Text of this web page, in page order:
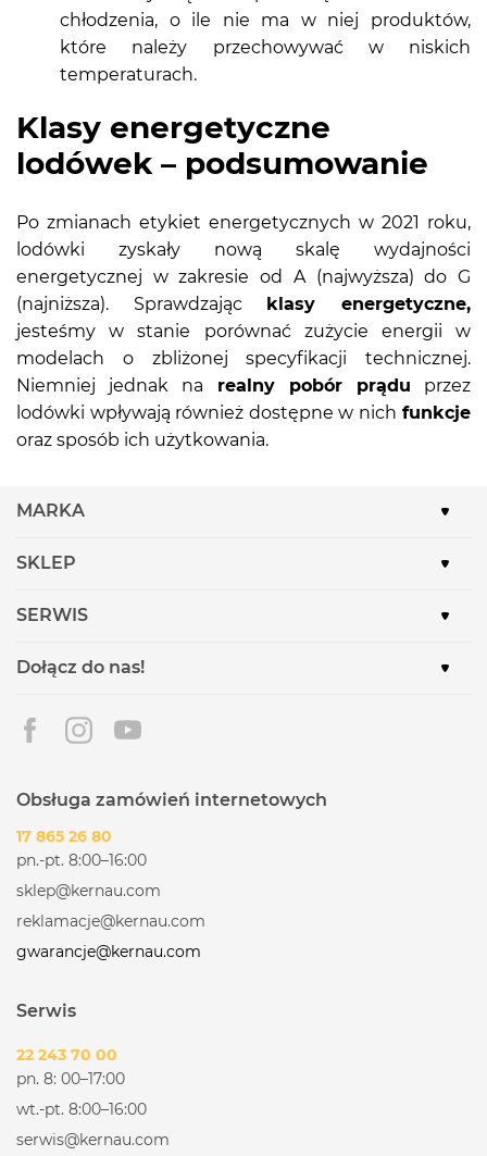
chłodzenia, o ile nie ma w niej produktów,
które należy przechowywać w niskich
temperaturach.
Klasy energetyczne
lodówek – podsumowanie
Po zmianach etykiet energetycznych w 2021 roku,
lodówki zyskały nową skalę wydajności
energetycznej w zakresie od A (najwyższa) do G
(najniższa). Sprawdzając klasy energetyczne,
jesteśmy w stanie porównać zużycie energii w
modelach o zbliżonej specyfikacji technicznej.
Niemniej jednak na realny pobór prądu przez
lodówki wpływają również dostępne w nich funkcje
oraz sposób ich użytkowania.
MARKA
SKLEP
SERWIS
Dołącz do nas!
Obsługa zamówień internetowych
17 865 26 80
pn.-pt. 8:00–16:00
sklep@kernau.com
reklamacje@kernau.com
gwarancje@kernau.com
Serwis
22 243 70 00
pn. 8: 00–17:00
wt.-pt. 8:00–16:00
serwis@kernau.com